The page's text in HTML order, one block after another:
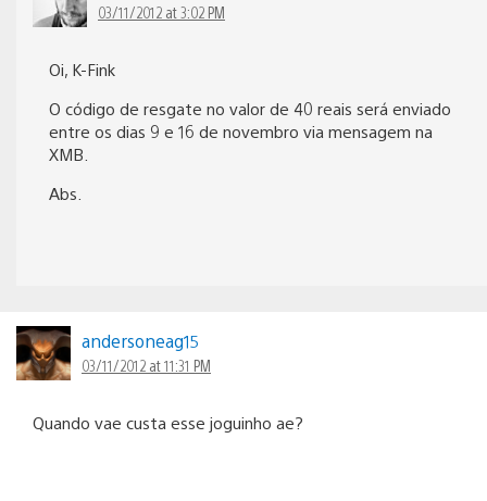
03/11/2012 at 3:02 PM
Oi, K-Fink
O código de resgate no valor de 40 reais será enviado
entre os dias 9 e 16 de novembro via mensagem na
XMB.
Abs.
andersoneag15
03/11/2012 at 11:31 PM
Quando vae custa esse joguinho ae?